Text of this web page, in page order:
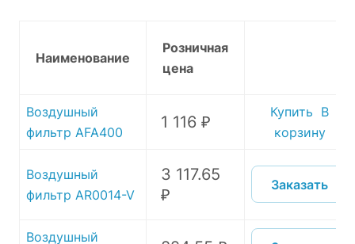
Наименование
Розничная
цена
Воздушный
фильтр AFA400
1 116 ₽
Купить В
корзину
Воздушный
фильтр AR0014-V
3 117.65
₽
Заказать
Воздушный